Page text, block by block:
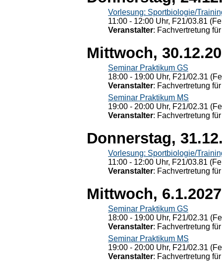
Vorlesung: Sportbiologie/
11:00 - 12:00 Uhr, F21/03.81
Veranstalter: Fachvertretung
Mittwoch,
Seminar Praktikum GS
18:00 - 19:00 Uhr, F21/02.31
Veranstalter: Fachvertretung
Seminar Praktikum MS
19:00 - 20:00 Uhr, F21/02.31
Veranstalter: Fachvertretung
Donnerstag,
Vorlesung: Sportbiologie/
11:00 - 12:00 Uhr, F21/03.81
Veranstalter: Fachvertretung
Mittwoch, 6.1.2027
Seminar Praktikum GS
18:00 - 19:00 Uhr, F21/02.31
Veranstalter: Fachvertretung
Seminar Praktikum MS
19:00 - 20:00 Uhr, F21/02.31
Veranstalter: Fachvertretung